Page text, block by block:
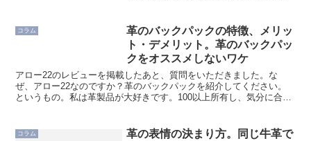
の特長、メリット・デメリット、エイジ
ングなどについて分か...
コラム
革のバックパックの特徴、メリッ
ト・デメリット。革のバックパッ
クをオススメしないワケ
アロー22のレビューを掲載したあと、質問をいただきました。な
ぜ、アロー22なのですか？革のバックパックを紹介してください。
というもの。私は革製品が大好きです。100以上所有し、気分に合わ
コラム
革の表情の決まり方。同じ牛革で